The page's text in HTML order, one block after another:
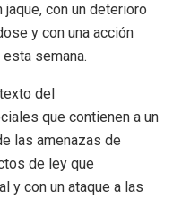
jaque, con un deterioro
y con una acción
semana.
del
que contienen a un
las amenazas de
de ley que
y con un ataque a las